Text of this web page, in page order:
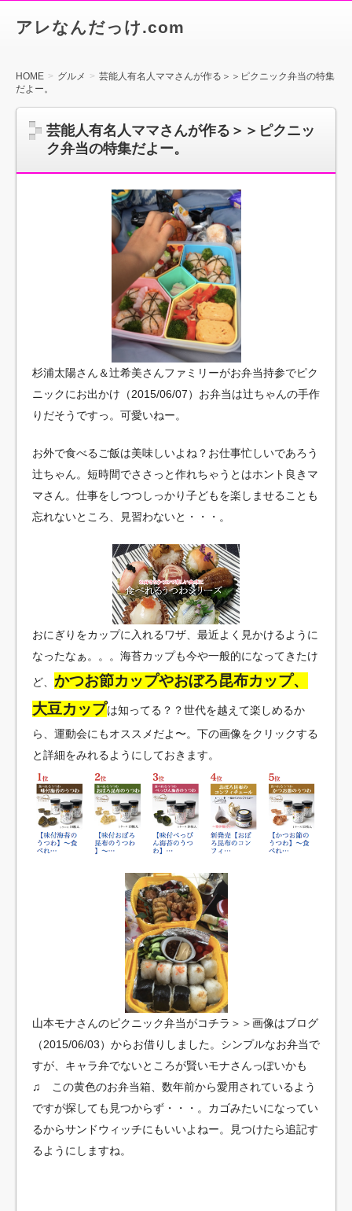
アレなんだっけ.com
HOME グルメ
芸能人有名人ママさんが作る＞＞ピクニック弁当の特集
だよー。
芸能人有名人ママさんが作る＞＞ピクニッ
ク弁当の特集だよー。
杉浦太陽さん＆辻希美さんファミリーがお弁当持参でピク
ニックにお出かけ（2015/06/07）お弁当は辻ちゃんの手作
りだそうですっ。可愛いねー。
お外で食べるご飯は美味しいよね？お仕事忙しいであろう
辻ちゃん。短時間でささっと作れちゃうとはホント良きマ
マさん。仕事をしつつしっかり子どもを楽しませることも
忘れないところ、見習わないと・・・。
おにぎりをカップに入れるワザ、最近よく見かけるように
なったなぁ。。。海苔カップも今や一般的になってきたけ
ど、 かつお節カップやおぼろ昆布カップ、
大豆カップは知ってる？？世代を越えて楽しめるか
ら、運動会にもオススメだよ〜。下の画像をクリックする
と詳細をみれるようにしておきます。
山本モナさんのピクニック弁当がコチラ＞＞画像はブログ
（2015/06/03）からお借りしました。シンプルなお弁当で
すが、キャラ弁でないところが賢いモナさんっぽいかも
♫ この黄色のお弁当箱、数年前から愛用されているよう
ですが探しても見つからず・・・。カゴみたいになってい
るからサンドウィッチにもいいよねー。見つけたら追記す
るようにしますね。